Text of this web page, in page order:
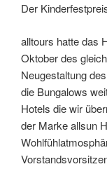
Der
alltours hatte das
Oktober des
Neugestaltung
die Bungalows
Hotels die wir
der Marke allsun